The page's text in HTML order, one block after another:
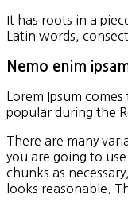
It has roots in a
Latin words,
Nemo enim
Lorem Ipsum
popular during the
There are many
you are going to
chunks as
looks reasonable.